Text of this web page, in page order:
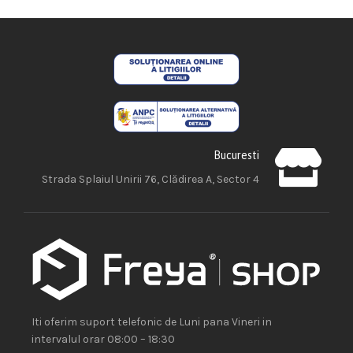
Bucuresti
Strada Splaiul Unirii 76, Clădirea A, Sector 4
Iti oferim suport telefonic de Luni pana Vineri in
intervalul orar 08:00 – 18:30